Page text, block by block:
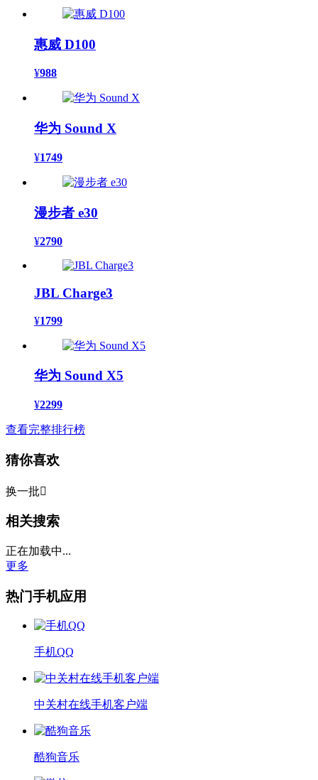
惠威 D100
¥988
华为 Sound X
¥1749
漫步者 e30
¥2790
JBL Charge3
¥1799
华为 Sound X5
¥2299
查看完整排行榜
猜你喜欢
换一批
相关搜索
正在加载中...
更多
热门手机应用
手机QQ
中关村在线手机客户端
酷狗音乐